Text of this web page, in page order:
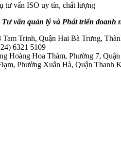
tư vấn ISO uy tín, chất lượng
vấn quản lý và Phát triển
Tam Trinh, Quận Hai Bà Trưng,
6321 5109
Hoàng Hoa Thám, Phường 7,
Phường Xuân Hà, Quận Thanh